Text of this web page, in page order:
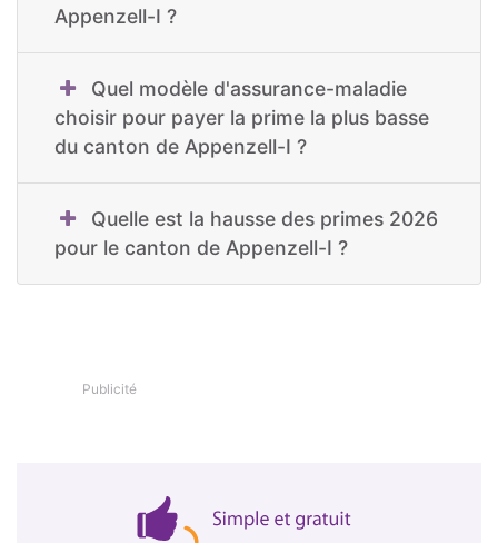
Appenzell-I ?
Quel modèle d'assurance-maladie
choisir pour payer la prime la plus basse
du canton de Appenzell-I ?
Quelle est la hausse des primes 2026
pour le canton de Appenzell-I ?
Publicité